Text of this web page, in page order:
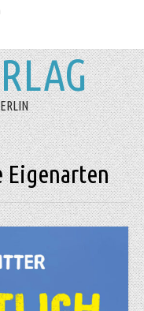
Eigenarten